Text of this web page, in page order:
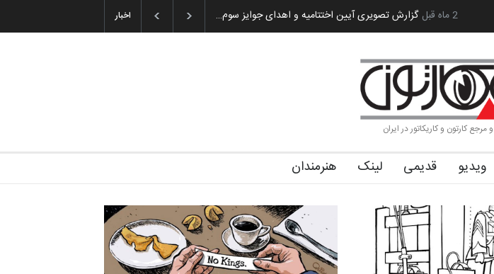
اخبار گزارش تصویری آیین اختتامیه و اهدای جوایز سوم… 2 ماه قبل
کارتون و کاریکاتور در ایران
ویدیو قدیمی لینک هنرمندان